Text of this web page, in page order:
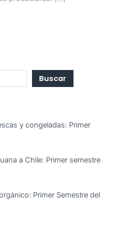
Buscar
y congeladas: Primer
a Chile: Primer semestre
Primer Semestre del